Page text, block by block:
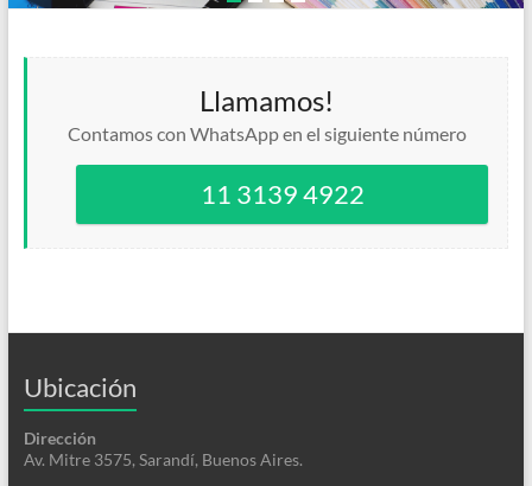
Llamamos!
Contamos con WhatsApp en el siguiente número
11 3139 4922
Ubicación
Dirección
Av. Mitre 3575, Sarandí, Buenos Aires.